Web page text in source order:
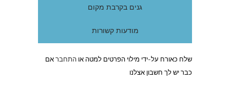
גנים בקרבת מקום
מודעות קשורות
שלח כאורח על-ידי מילוי הפרטים למטה או התחבראם
כבר יש לך חשבון אצלנו